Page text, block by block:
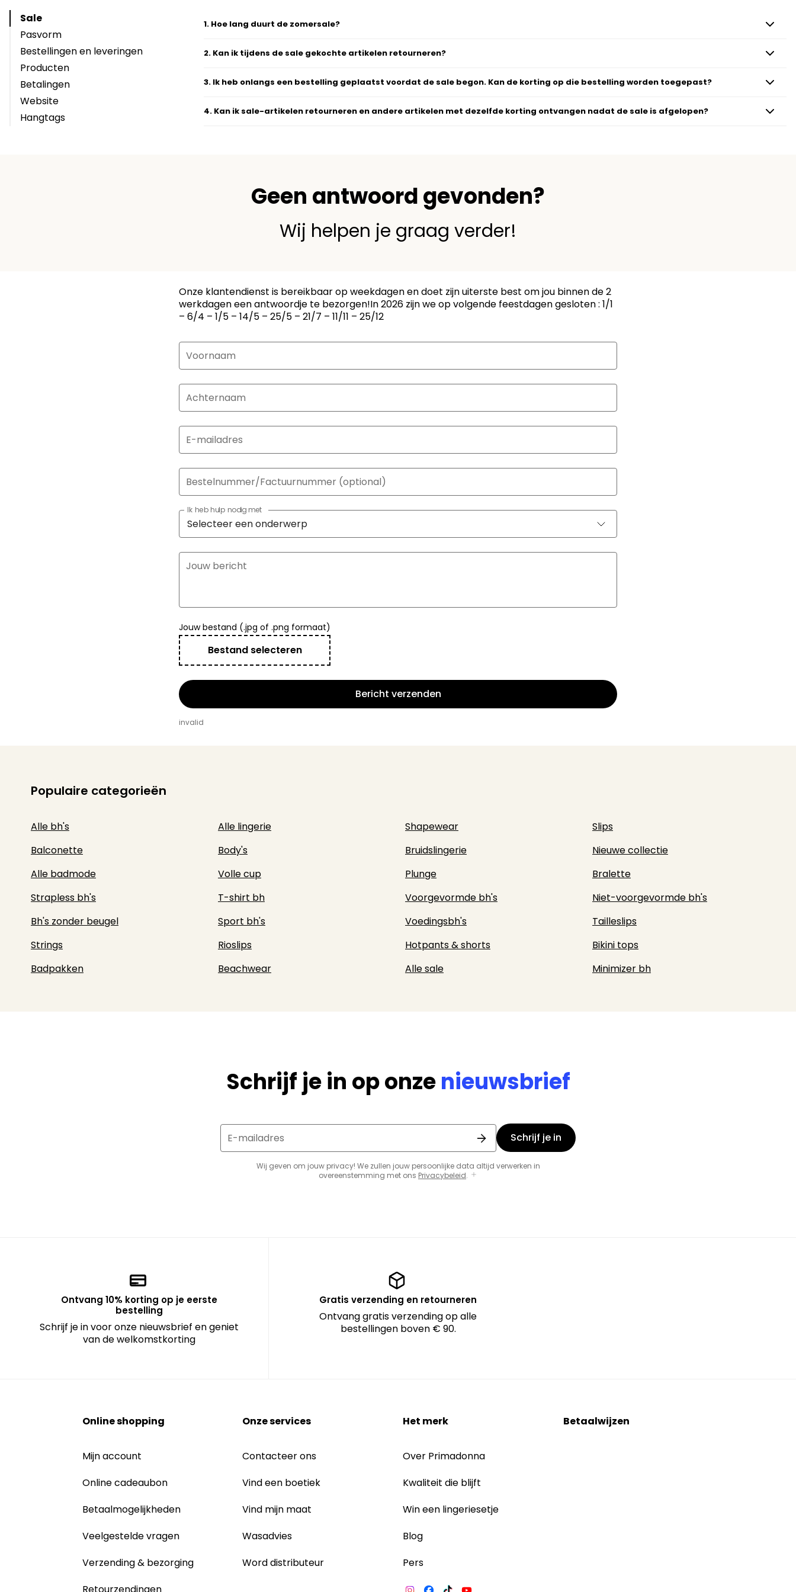
Sale
Pasvorm
Bestellingen en leveringen
Producten
Betalingen
Website
Hangtags
1. Hoe lang duurt de zomersale?
2. Kan ik tijdens de sale gekochte artikelen retourneren?
3. Ik heb onlangs een bestelling geplaatst voordat de sale begon. Kan de korting op die bestelling worden toegepast?
4. Kan ik sale-artikelen retourneren en andere artikelen met dezelfde korting ontvangen nadat de sale is afgelopen?
Geen antwoord gevonden?
Wij helpen je graag verder!
Onze klantendienst is bereikbaar op weekdagen en doet zijn uiterste best om jou binnen de 2
werkdagen een antwoordje te bezorgen!In 2026 zijn we op volgende feestdagen gesloten : 1/1
– 6/4 – 1/5 – 14/5 – 25/5 – 21/7 – 11/11 – 25/12
Voornaam
Achternaam
E-mailadres
Bestelnummer/Factuurnummer (optional)
Ik heb hulp nodig met
Jouw bericht
Jouw bestand (.jpg of .png formaat)
Bestand selecteren
Bericht verzenden
invalid
Populaire categorieën
Alle bh's Alle lingerie Shapewear
Slips
Balconette
Body's Bruidslingerie
Nieuwe collectie
Alle badmode
Volle cup Plunge
Bralette
Strapless bh's
T-shirt bh Voorgevormde bh's
Niet-voorgevormde bh's
Bh's zonder beugel
Sport bh's Voedingsbh's
Tailleslips
Strings
Rioslips Hotpants & shorts
Bikini tops
Badpakken
Beachwear Alle sale Minimizer bh
Schrijf je in op onzenieuwsbrief
E-mailadres
Wij geven om jouw privacy! We zullen jouw persoonlijke data altijd verwerken in
overeenstemming met ons Privacybeleid.
Schrijf je in
Ontvang 10% korting op je eerste
bestelling
Schrijf je in voor onze nieuwsbrief en geniet
van de welkomstkorting
Gratis verzending en retourneren
Ontvang gratis verzending op alle
bestellingen boven € 90.
Online shopping
Mijn account
Online cadeaubon
Betaalmogelijkheden
Veelgestelde vragen
Verzending & bezorging
Onze services
Contacteer ons
Vind een boetiek
Vind mijn maat
Wasadvies
Word distributeur
Het merk
Over Primadonna
Kwaliteit die blijft
Win een lingeriesetje
Blog
Pers
Betaalwijzen